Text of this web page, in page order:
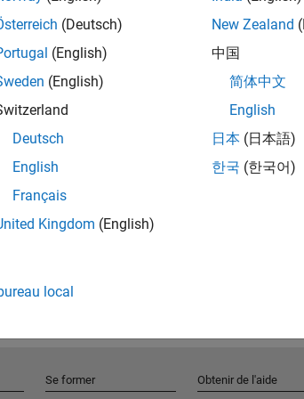
Rejoignez notre
Recevez des alertes pour
personnalisées, des
(Deutsch)
(English)
(English)
Deutsch
English
Français
Kingdom (English)
New Zealand
中国
简体中文
English
日本 (日本語)
한국 (한국어)
local
Se former Obtenir de l'aide